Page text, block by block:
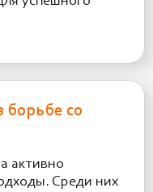
борьбе со
активно
Среди них